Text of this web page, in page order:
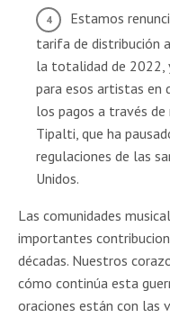
Estamos
tarifa de distribución
la totalidad de 2022,
para esos artistas en
los pagos a través
Tipalti, que ha
regulaciones de las
Unidos.
Las comunidades
importantes
décadas. Nuestros
cómo continúa esta
oraciones están con las